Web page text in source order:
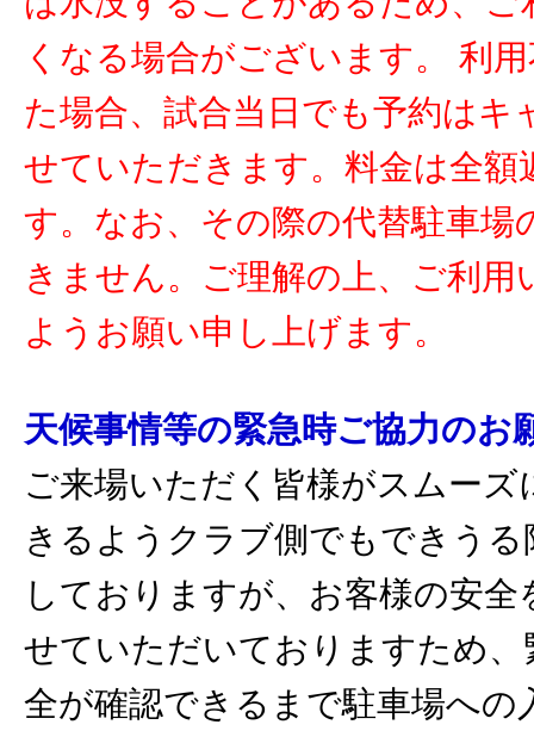
くなる場合がございます。 利
た場合、試合当日でも予約はキ
せていただきます。料金は全額
す。なお、その際の代替駐車場
きません。ご理解の上、ご利用
ようお願い申し上げます。
天候事情等の緊急時ご協力のお
ご来場いただく皆様がスムーズ
きるようクラブ側でもできう
しておりますが、お客様の安全
せていただいておりますため、
全が確認できるまで駐車場への